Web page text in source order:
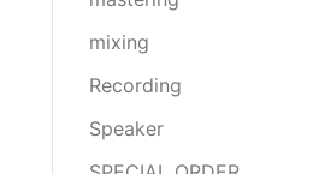
mixing
Recording
Speaker